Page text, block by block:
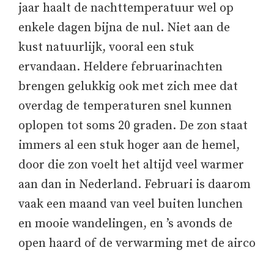
jaar haalt de nachttemperatuur wel op
enkele dagen bijna de nul. Niet aan de
kust natuurlijk, vooral een stuk
ervandaan. Heldere februarinachten
brengen gelukkig ook met zich mee dat
overdag de temperaturen snel kunnen
oplopen tot soms 20 graden. De zon staat
immers al een stuk hoger aan de hemel,
door die zon voelt het altijd veel warmer
aan dan in Nederland. Februari is daarom
vaak een maand van veel buiten lunchen
en mooie wandelingen, en ’s avonds de
open haard of de verwarming met de airco